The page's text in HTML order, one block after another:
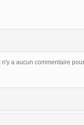
Il n'y a aucun commentaire